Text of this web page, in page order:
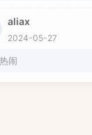
aliax
2024-05-27
闹